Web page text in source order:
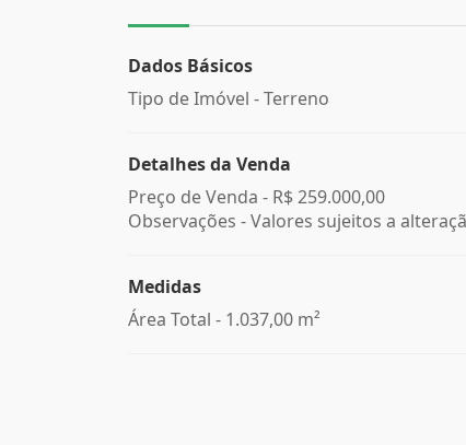
Dados Básicos
Tipo de Imóvel - Terreno
Detalhes da Venda
Preço de Venda - R$ 259.000,00
Observações - Valores sujeitos a
Medidas
Área Total - 1.037,00 m²